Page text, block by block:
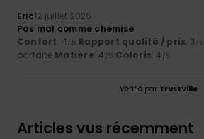
Eric12 juillet 2026
Pas mal comme chemise
Confort: 4/5 Rapport qualité / prix: 3/5
parfaite Matière: 4 /5 Coloris: 4 /5
Vérifié par TrustVille
Articles vus récemment